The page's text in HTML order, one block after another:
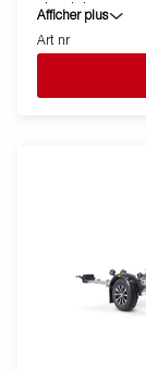
aluminium sont
obtenir un
Les anneaux
attache)
Une large
Afficher plus
Art nr